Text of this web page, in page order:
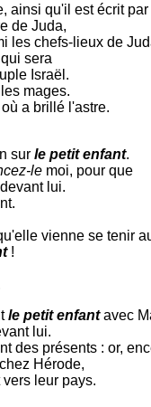
qu'il est écrit par
Juda,
les chefs-lieux de
sera
Israël.
mages.
a brillé l'astre.
sur le petit enfant.
le moi, pour que
lui.
vienne se tenir
!
le petit enfant avec
lui.
des présents : or,
Hérode,
leur pays.